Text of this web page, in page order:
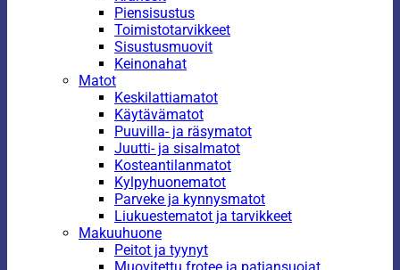
Piensisustus
Toimistotarvikkeet
Sisustusmuovit
Keinonahat
Matot
Keskilattiamatot
Käytävämatot
Puuvilla- ja räsymatot
Juutti- ja sisalmatot
Kosteantilanmatot
Kylpyhuonematot
Parveke ja kynnysmatot
Liukuestematot ja tarvikkeet
Makuuhuone
Peitot ja tyynyt